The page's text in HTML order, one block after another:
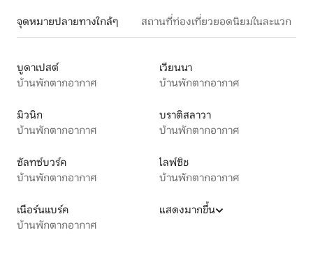
จุดหมายปลายทางใกล้ๆ สถานที่ท่องเที่ยวยอดนิยมในละแวก
บูดาเปสต์
บ้านพักตากอากาศ
เวียนนา
บ้านพักตากอากาศ
มิวนิก
บ้านพักตากอากาศ
บราติสลาวา
บ้านพักตากอากาศ
ซัลทซ์บวร์ค
บ้านพักตากอากาศ
ไลพ์ซิช
บ้านพักตากอากาศ
เนือร์นแบร์ค
บ้านพักตากอากาศ
แสดงมากขึ้น